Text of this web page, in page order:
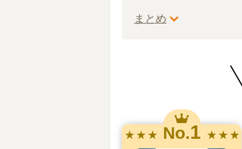
まとめ
★ ★ ★ No.1 ★ ★ ★